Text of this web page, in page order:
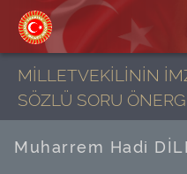
MİLLETVEKİLİNİN
SÖZLÜ SORU
Muharrem Hadi